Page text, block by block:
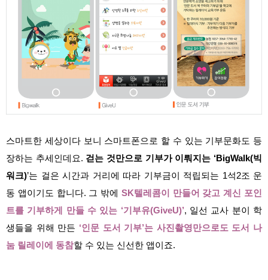
스마트한 세상이다 보니 스마트폰으로 할 수 있는 기부문화도 등
장하는 추세인데요. 걷는 것만으로 기부가 이뤄지는 ‘BigWalk(빅
워크)’는 걸은 시간과 거리에 따라 기부금이 적립되는 1석2조 운
동 앱이기도 합니다. 그 밖에 SK텔레콤이 만들어 갖고 계신 포인
트를 기부하게 만들 수 있는 ‘기부유(GiveU)’, 일선 교사 분이 학
생들을 위해 만든 ‘인문 도서 기부’는 사진촬영만으로도 도서 나
눔 릴레이에 동참할 수 있는 신선한 앱이죠.